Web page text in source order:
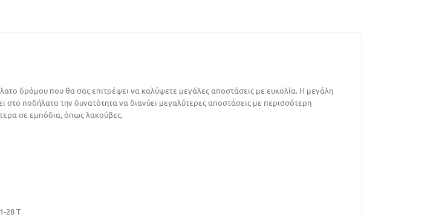
δρόμου που θα σας επιτρέψει να καλύψετε μεγάλες αποστάσεις με ευκολία. Η μεγάλη
στο ποδήλατο την δυνατότητα να διανύει μεγαλύτερες αποστάσεις με περισσότερη
σε εμπόδια, όπως λακούβες.
28 T